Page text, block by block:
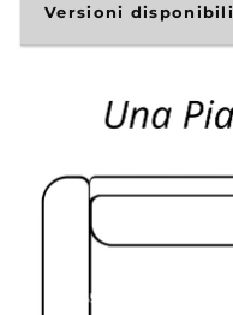
Versioni disponibili